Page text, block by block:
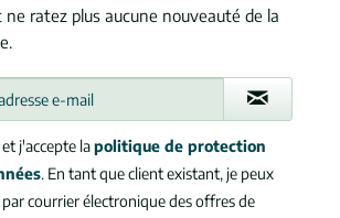
ne ratez plus aucune nouveauté de la
et j'accepte lapolitique de protection
. En tant que client existant, je peux
courrier électronique des offres de